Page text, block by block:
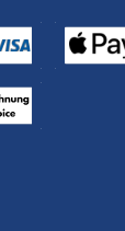
de crédito (via
Apple